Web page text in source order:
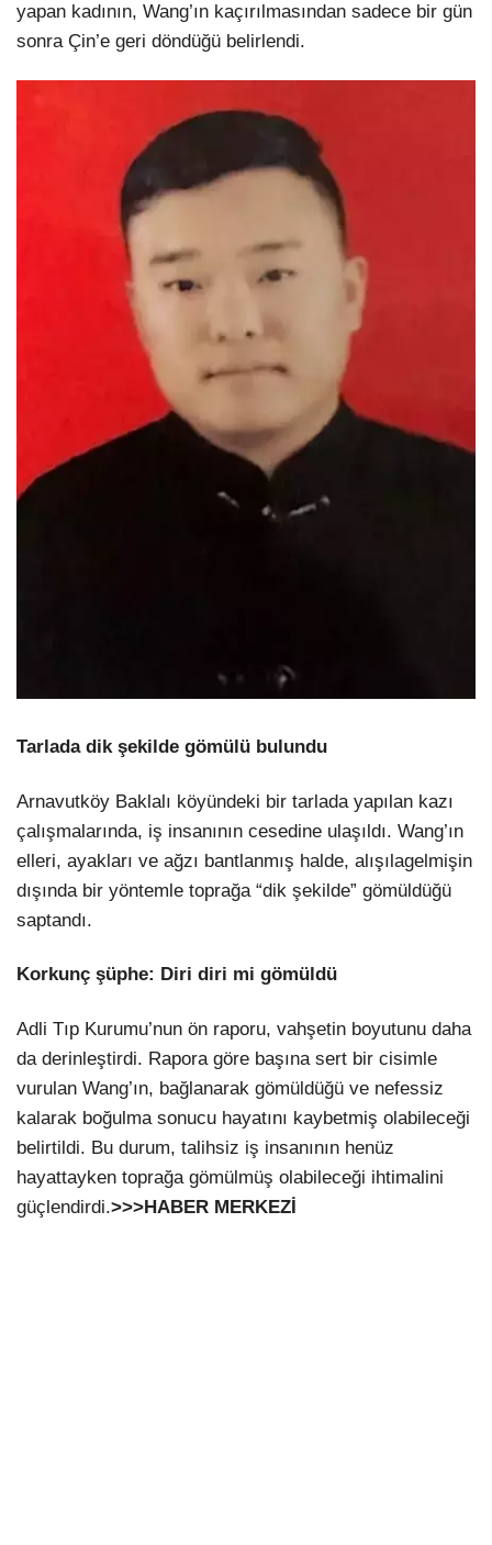
yapan kadının, Wang’ın kaçırılmasından sadece bir gün
sonra Çin’e geri döndüğü belirlendi.
Tarlada dik şekilde gömülü bulundu
Arnavutköy Baklalı köyündeki bir tarlada yapılan kazı
çalışmalarında, iş insanının cesedine ulaşıldı. Wang’ın
elleri, ayakları ve ağzı bantlanmış halde, alışılagelmişin
dışında bir yöntemle toprağa “dik şekilde” gömüldüğü
saptandı.
Korkunç şüphe: Diri diri mi gömüldü
Adli Tıp Kurumu’nun ön raporu, vahşetin boyutunu daha
da derinleştirdi. Rapora göre başına sert bir cisimle
vurulan Wang’ın, bağlanarak gömüldüğü ve nefessiz
kalarak boğulma sonucu hayatını kaybetmiş olabileceği
belirtildi. Bu durum, talihsiz iş insanının henüz
hayattayken toprağa gömülmüş olabileceği ihtimalini
güçlendirdi.>>>HABER MERKEZİ